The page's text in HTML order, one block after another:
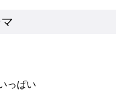
っぱい